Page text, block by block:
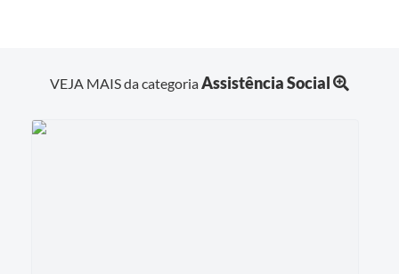
VEJA MAIS da categoriaAssistência Social